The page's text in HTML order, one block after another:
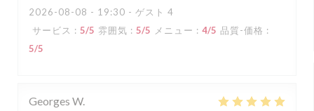
2026-08-08 - 19:30 - ゲスト 4
サービス : 5/5 雰囲気 : 5/5 メニュー : 4/5 品質-価格 :
5/5
Georges W